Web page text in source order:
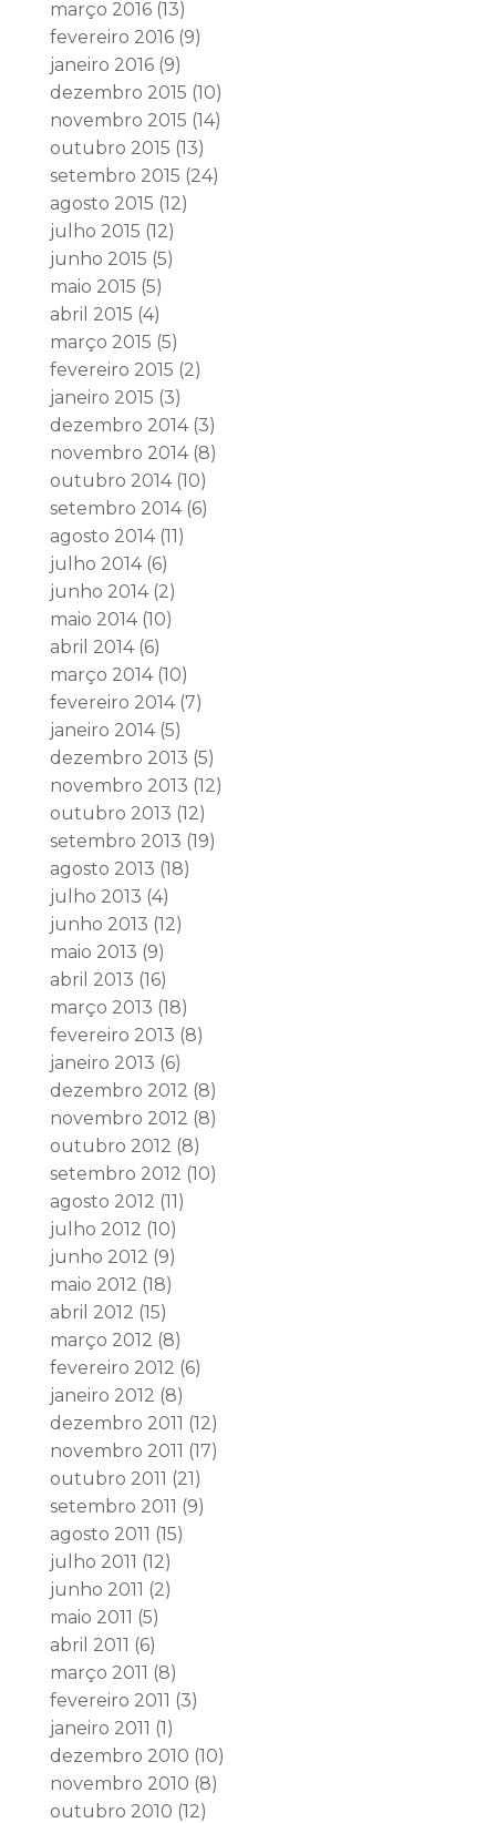
março 2016(13)
fevereiro 2016(9)
janeiro 2016(9)
dezembro 2015 (10)
novembro 2015 (14)
outubro 2015 (13)
setembro 2015 (24)
agosto 2015 (12)
julho 2015 (12)
junho 2015 (5)
maio 2015 (5)
abril 2015 (4)
março 2015 (5)
fevereiro 2015 (2)
janeiro 2015 (3)
dezembro 2014(3)
novembro 2014(8)
outubro 2014(10)
setembro 2014(6)
agosto 2014(11)
julho 2014(6)
junho 2014(2)
maio 2014(10)
abril 2014(6)
março 2014(10)
fevereiro 2014(7)
janeiro 2014(5)
dezembro 2013 (5)
novembro 2013 (12)
outubro 2013 (12)
setembro 2013 (19)
agosto 2013 (18)
julho 2013 (4)
junho 2013 (12)
maio 2013 (9)
abril 2013 (16)
março 2013 (18)
fevereiro 2013 (8)
janeiro 2013 (6)
dezembro 2012 (8)
novembro 2012 (8)
outubro 2012 (8)
setembro 2012 (10)
agosto 2012 (11)
julho 2012 (10)
junho 2012 (9)
maio 2012 (18)
abril 2012 (15)
março 2012 (8)
fevereiro 2012 (6)
janeiro 2012 (8)
dezembro 2011 (12)
novembro 2011 (17)
outubro 2011 (21)
setembro 2011 (9)
agosto 2011 (15)
julho 2011 (12)
junho 2011 (2)
maio 2011 (5)
abril 2011 (6)
março 2011 (8)
fevereiro 2011 (3)
janeiro 2011 (1)
dezembro 2010 (10)
novembro 2010 (8)
outubro 2010 (12)